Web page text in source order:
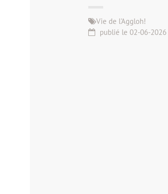
Vie de l'Aggloh!
publié le 02-06-2026